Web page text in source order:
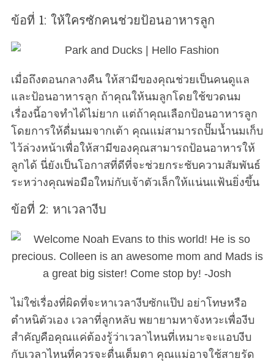
ข้อที่ 1: ให้ใครซักคนช่วยป้อนอาหารลูก
เมื่อถึงตอนกลางคืน ให้สามีของคุณช่วยเป็นคนดูแล
และป้อนอาหารลูก ถ้าคุณให้นมลูกโดยใช้ขวดนม
เรื่องนี้อาจทำได้ไม่ยาก แต่ถ้าคุณเลือกป้อนอาหารลูก
โดยการให้ดื่มนมจากเต้า คุณแม่สามารถปั๊มน้ำนมเก็บ
ไว้ล่วงหน้าเพื่อให้สามีของคุณสามารถป้อนอาหารให้
ลูกได้ นี่ยังเป็นโอกาสที่ดีที่จะช่วยกระชับความสัมพันธ์
ระหว่างคุณพ่อมือใหม่กับเจ้าตัวเล็กให้แน่นแฟ้นยิ่งขึ้น
ข้อที่ 2: หาเวลางีบ
ไม่ใช่เรื่องที่ผิดที่จะหาเวลางีบซักแป๊ป อย่าโทษหรือ
ตำหนิตัวเอง เวลาที่ลูกหลับ พยายามหาจังหวะเพื่องีบ
สำคัญคือคุณแค่ต้องรู้ว่าเวลาไหนที่เหมาะจะแอบงีบ
กับเวลาไหนที่ควรจะตื่นเต็มตา คุณแม่อาจใช้สายรัด